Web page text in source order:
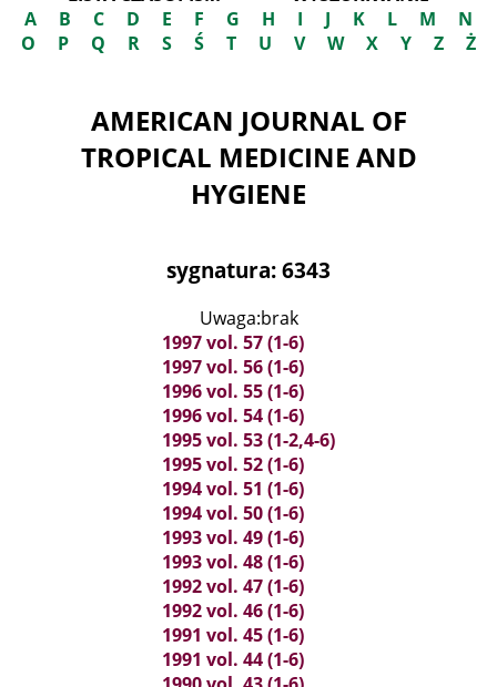
A
B C D E F G H I J K L M
N
O
P Q R S Ś T U V W X Y Z Ż
AMERICAN JOURNAL OF
TROPICAL MEDICINE AND
HYGIENE
sygnatura: 6343
Uwaga:brak
1997 vol. 57 (1-6)
1997 vol. 56 (1-6)
1996 vol. 55 (1-6)
1996 vol. 54 (1-6)
1995 vol. 53 (1-2,4-6)
1995 vol. 52 (1-6)
1994 vol. 51 (1-6)
1994 vol. 50 (1-6)
1993 vol. 49 (1-6)
1993 vol. 48 (1-6)
1992 vol. 47 (1-6)
1992 vol. 46 (1-6)
1991 vol. 45 (1-6)
1991 vol. 44 (1-6)